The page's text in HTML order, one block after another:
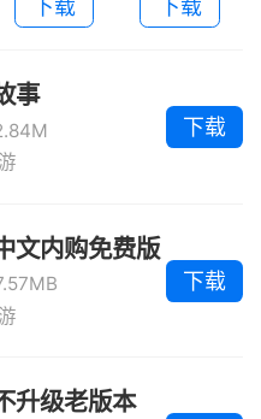
本
下载 下载
事
下载
文内购免费版
下载
升级老版本